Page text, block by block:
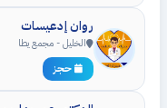
روان إدعيسات
الخليل - مجمع يطا
حجز